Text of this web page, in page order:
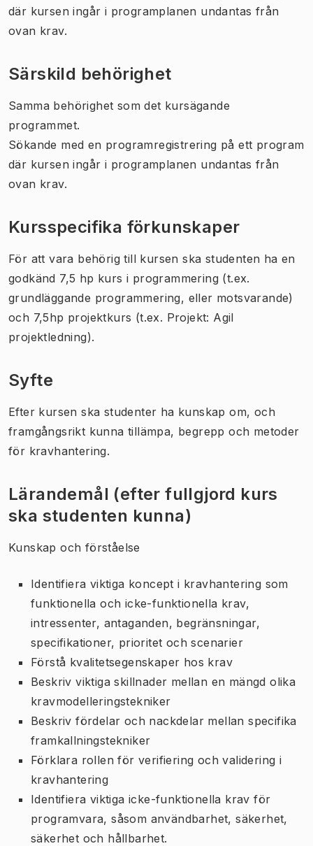
där kursen ingår i programplanen undantas från
ovan krav.
Särskild behörighet
Samma behörighet som det kursägande
programmet.
Sökande med en programregistrering på ett program
där kursen ingår i programplanen undantas från
ovan krav.
Kursspecifika förkunskaper
För att vara behörig till kursen ska studenten ha en
godkänd 7,5 hp kurs i programmering (t.ex.
grundläggande programmering, eller motsvarande)
och 7,5hp projektkurs (t.ex. Projekt: Agil
projektledning).
Syfte
Efter kursen ska studenter ha kunskap om, och
framgångsrikt kunna tillämpa, begrepp och metoder
för kravhantering.
Lärandemål (efter fullgjord kurs
ska studenten kunna)
Kunskap och förståelse
Identifiera viktiga koncept i kravhantering som
funktionella och icke-funktionella krav,
intressenter, antaganden, begränsningar,
specifikationer, prioritet och scenarier
Förstå kvalitetsegenskaper hos krav
Beskriv viktiga skillnader mellan en mängd olika
kravmodelleringstekniker
Beskriv fördelar och nackdelar mellan specifika
framkallningstekniker
Förklara rollen för verifiering och validering i
kravhantering
Identifiera viktiga icke-funktionella krav för
programvara, såsom användbarhet, säkerhet,
säkerhet och hållbarhet.